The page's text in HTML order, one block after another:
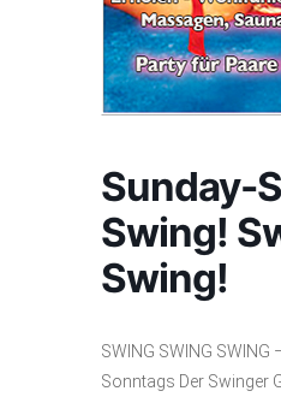
Sunday-
Swing!
Swing!
SWING SWING SWING
Sonntags Der Swinger